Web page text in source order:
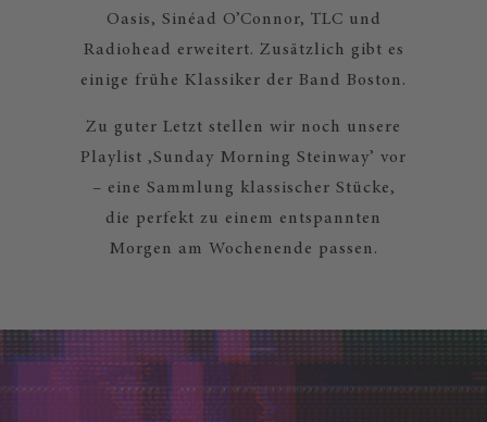
Oasis, Sinéad O’Connor, TLC und
Radiohead erweitert. Zusätzlich gibt es
einige frühe Klassiker der Band Boston.
Zu guter Letzt stellen wir noch unsere
Playlist ‚Sunday Morning Steinway’ vor
– eine Sammlung klassischer Stücke,
die perfekt zu einem entspannten
Morgen am Wochenende passen.